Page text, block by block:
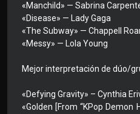
«Manchild» — Sabrina
«Disease» — Lady Gaga
«The Subway» — Chappell
«Messy» — Lola Young
Mejor interpretación de dúo/
«Defying Gravity» – Cynthia
«Golden [From “KPop Demon